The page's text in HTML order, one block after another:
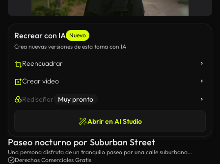
Recrear con IA Nuevo
Crea nuevas versiones de esta toma con IA
Reencuadrar
Crear vídeo
Rediseñar Muy pronto
Abrir en AI Studio
Paseo nocturno por Suburban Street
Una persona disfruta de un tranquilo paseo por una calle suburbana
bordeada de árboles cuando llega la noche.
Derechos Comerciales Gratis